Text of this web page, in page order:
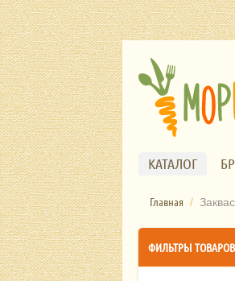
КАТАЛОГ
Главная /
ФИЛЬТРЫ ТОВАРОВ